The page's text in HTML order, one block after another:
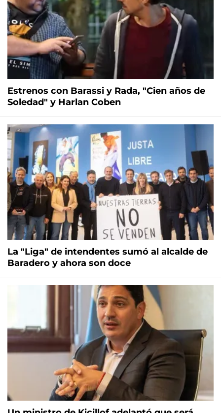
Estrenos con Barassi y Rada, "Cien años de
Soledad" y Harlan Coben
La "Liga" de intendentes sumó al alcalde de
Baradero y ahora son doce